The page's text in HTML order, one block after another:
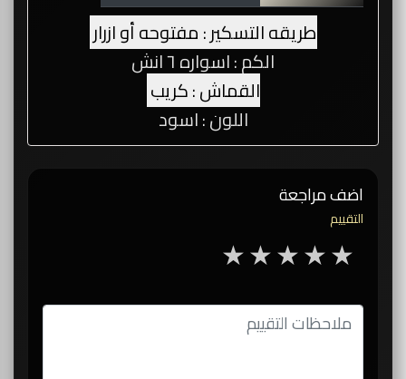
طريقه التسكير : مفتوحه أو ازرار
الكم : اسواره ٦ انش
القماش : كريب
اللون : اسود
اضف مراجعة
التقييم
4 stars 3 stars 2 stars 1 star